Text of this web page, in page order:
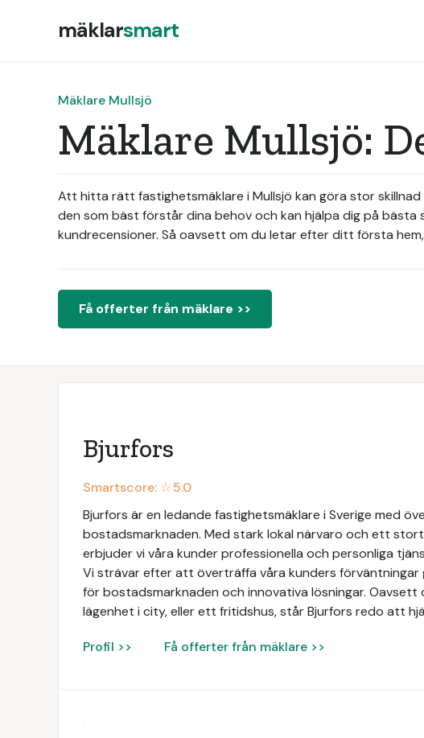
mäklarsmart
Mäklare Mullsjö
Mäklare Mullsjö:
Att hitta rätt fastighetsmäklare i Mullsjö kan göra stor
den som bäst förstår dina behov och kan hjälpa dig på
kundrecensioner. Så oavsett om du letar efter ditt första
Få offerter från mäklare >>
Bjurfors
Smartscore: ☆5.0
Bjurfors är en ledande fastighetsmäklare i Sverige med
bostadsmarknaden. Med stark lokal närvaro och ett
erbjuder vi våra kunder professionella och personliga
Vi strävar efter att överträffa våra kunders förväntningar
för bostadsmarknaden och innovativa lösningar. Oavsett
lägenhet i city, eller ett fritidshus, står Bjurfors redo att
Profil >> Få offerter från mäklare >>